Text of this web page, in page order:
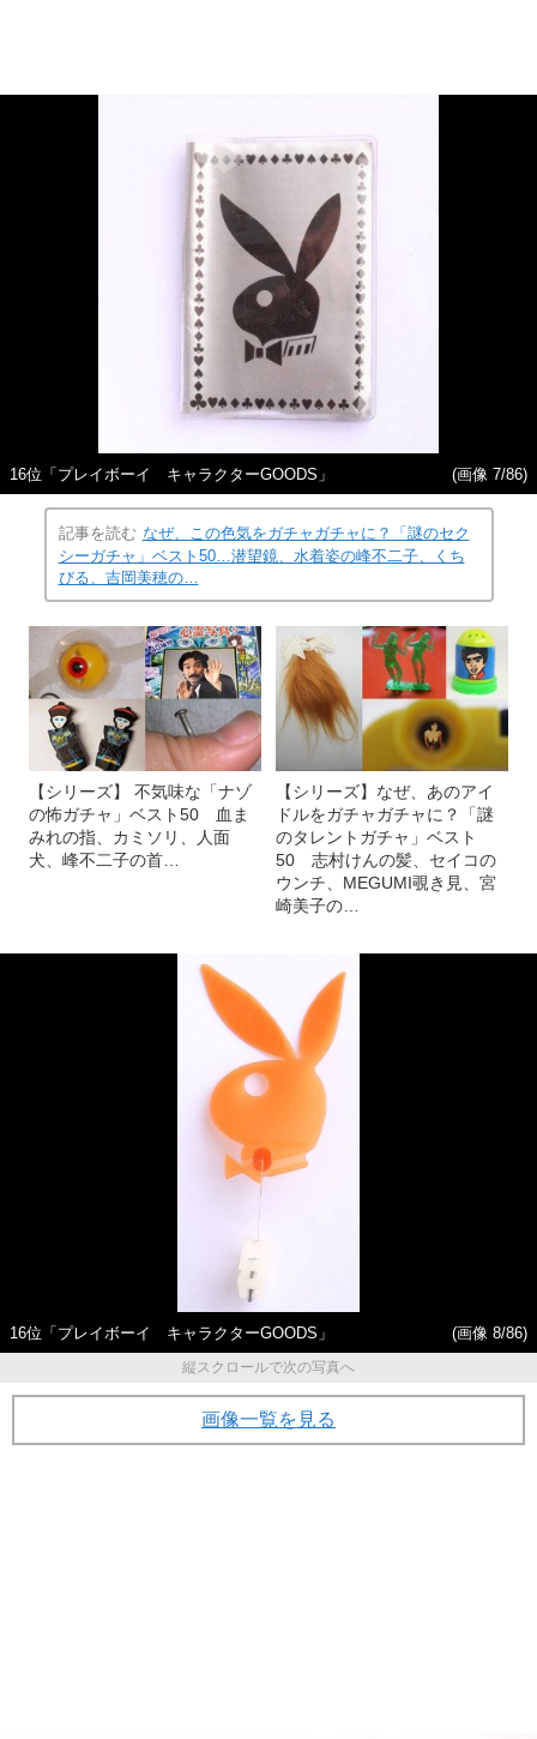
16位「プレイボーイ キャラクターGOODS」 (画像 7/86)
記事を読む なぜ、この色気をガチャガチャに？「謎のセク
シーガチャ」ベスト50…潜望鏡、水着姿の峰不二子、くち
びる、吉岡美穂の…
【シリーズ】 不気味な「ナゾ
の怖ガチャ」ベスト50 血ま
みれの指、カミソリ、人面
犬、峰不二子の首…
【シリーズ】なぜ、あのアイ
ドルをガチャガチャに？「謎
のタレントガチャ」ベスト
50 志村けんの髪、セイコの
ウンチ、MEGUMI覗き見、宮
崎美子の…
16位「プレイボーイ キャラクターGOODS」
(画像 8/86)
縦スクロールで次の写真へ
画像一覧を見る